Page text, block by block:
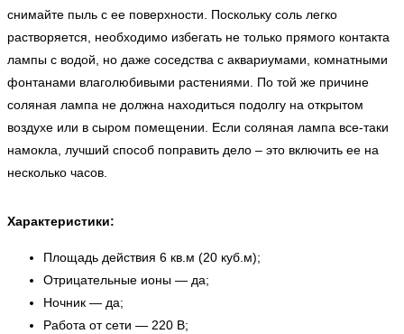
снимайте пыль с ее поверхности. Поскольку соль легко
растворяется, необходимо избегать не только прямого контакта
лампы с водой, но даже соседства с аквариумами, комнатными
фонтанами влаголюбивыми растениями. По той же причине
соляная лампа не должна находиться подолгу на открытом
воздухе или в сыром помещении. Если соляная лампа все-таки
намокла, лучший способ поправить дело – это включить ее на
несколько часов.
Характеристики:
Площадь действия 6 кв.м (20 куб.м);
Отрицательные ионы — да;
Ночник — да;
Работа от сети — 220 В;